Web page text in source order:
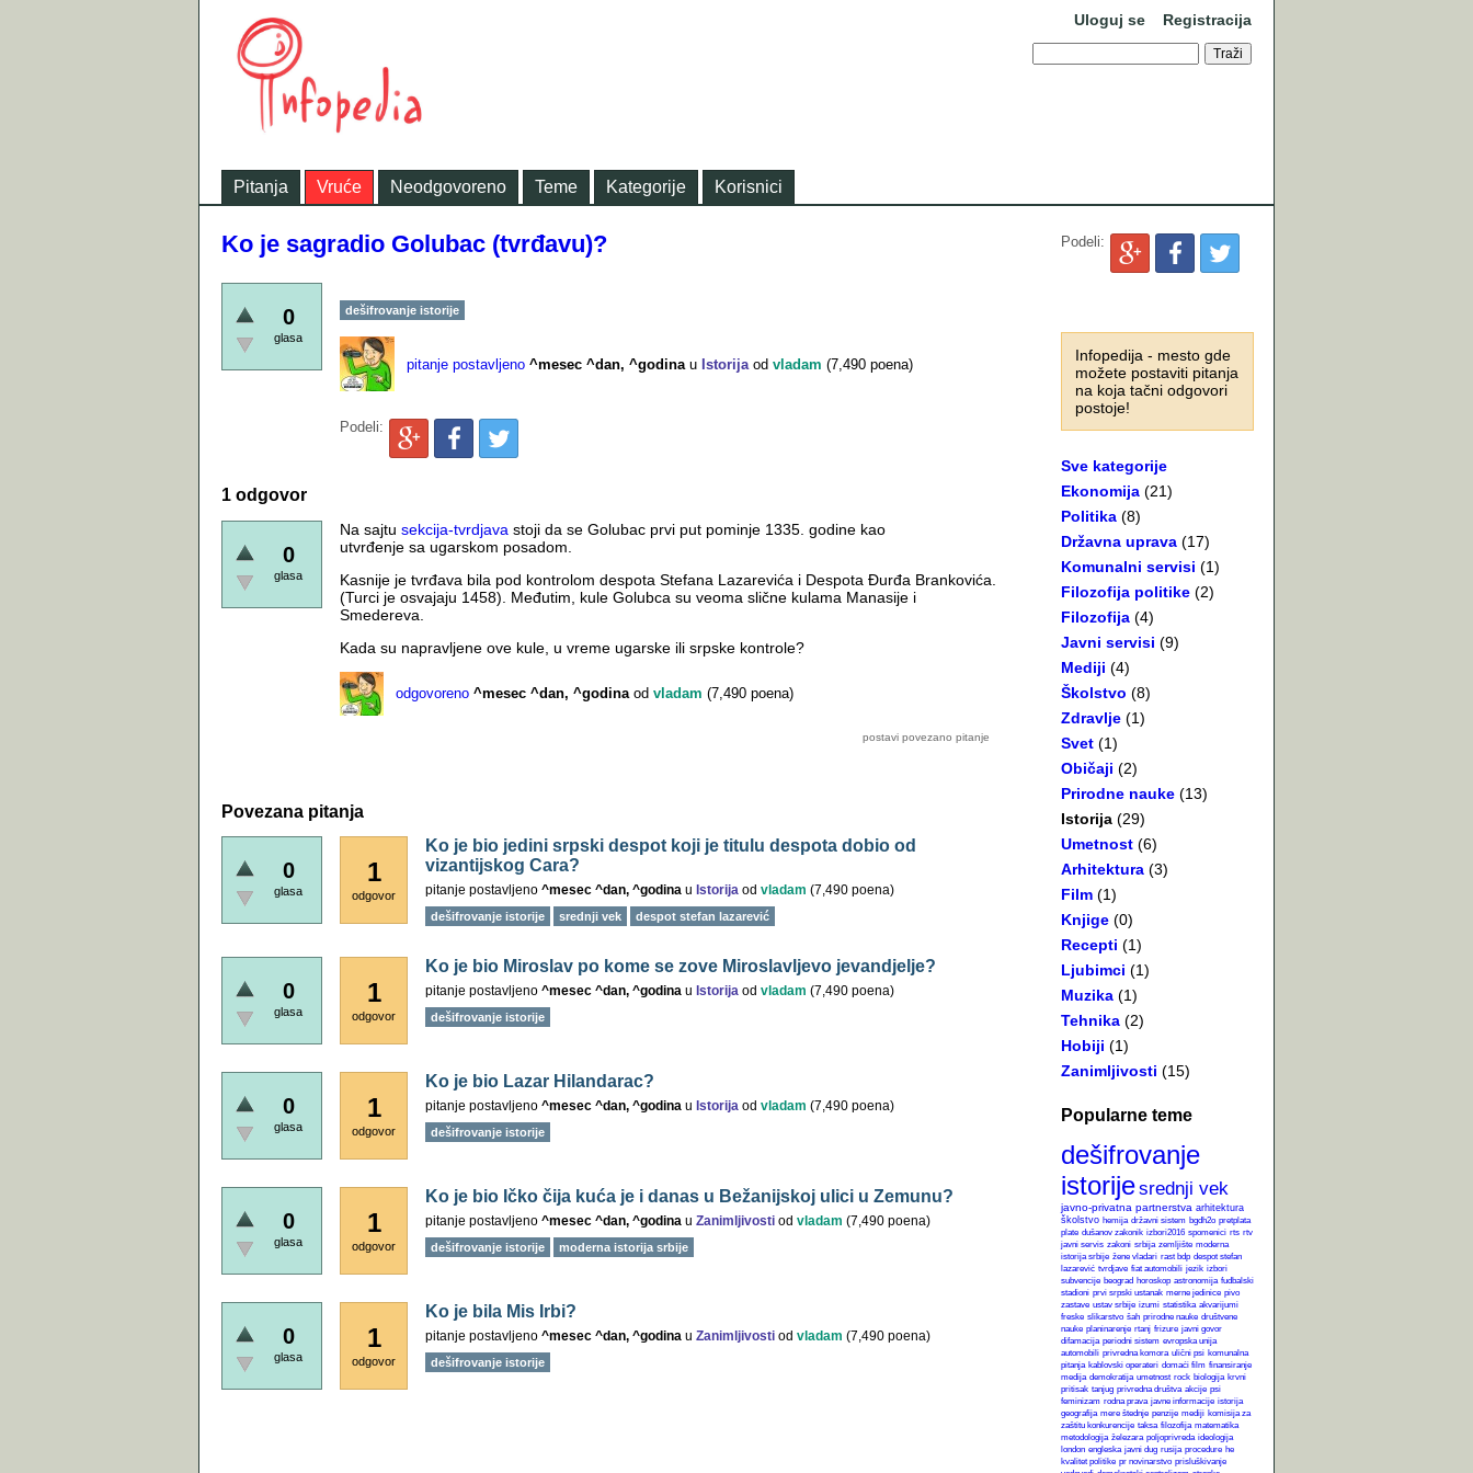
Uloguj se Registracija
Pitanja Vruće Neodgovoreno Teme Kategorije Korisnici
Podeli:
Infopedija - mesto gde
možete postaviti pitanja
na koja tačni odgovori
postoje!
Sve kategorije
Ekonomija (21)
Politika (8)
Državna uprava (17)
Komunalni servisi (1)
Filozofija politike (2)
Filozofija (4)
Javni servisi (9)
Mediji (4)
Školstvo (8)
Zdravlje (1)
Svet (1)
Običaji (2)
Prirodne nauke (13)
Istorija (29)
Umetnost (6)
Arhitektura (3)
Film (1)
Knjige (0)
Recepti (1)
Ljubimci (1)
Muzika (1)
Tehnika (2)
Hobiji (1)
Zanimljivosti (15)
Popularne teme
dešifrovanje
istorijesrednji vek
javno-privatna partnerstva arhitektura
školstvo hemija državni sistem bgdh2o pretplata
plate dušanov zakonik izbori2016 spomenici rts rtv
javni servis zakoni srbija zemljište moderna
istorija srbije žene vladari rast bdp despot stefan
lazarević tvrdjave fiat automobili jezik izbori
subvencije beograd horoskop astronomija fudbalski
stadioni prvi srpski ustanak merne jedinice pivo
zastave ustav srbije izumi statistika akvarijumi
freske slikarstvo šah prirodne nauke društvene
nauke planinarenje rtanj frizure javni govor
difamacija periodni sistem evropska unija
automobili privredna komora ulični psi komunalna
pitanja kablovski operateri domaći film finansiranje
medija demokratija umetnost rock biologija krvni
pritisak tanjug privredna društva akcije psi
feminizam rodna prava javne informacije istorija
geografija mere štednje penzije mediji komisija za
zaštitu konkurencije taksa filozofija matematika
metodologija železara poljoprivreda ideologija
london engleska javni dug rusija procedure he
kvalitet politike pr novinarstvo prisluškivanje
Ko je sagradio Golubac (tvrđavu)?
0
glasa
dešifrovanje istorije
pitanje postavljeno ^mesec ^dan, ^godina u Istorija od vladam (7,490 poena)
Podeli:
1 odgovor
0
glasa
Na sajtu sekcija-tvrdjava stoji da se Golubac prvi put pominje 1335. godine kao
utvrđenje sa ugarskom posadom.
Kasnije je tvrđava bila pod kontrolom despota Stefana Lazarevića i Despota Đurđa Brankovića.
(Turci je osvajaju 1458). Međutim, kule Golubca su veoma slične kulama Manasije i
Smedereva.
Kada su napravljene ove kule, u vreme ugarske ili srpske kontrole?
odgovoreno ^mesec ^dan, ^godina od vladam (7,490 poena)
Povezana pitanja
0
glasa
1
odgovor
Ko je bio jedini srpski despot koji je titulu despota dobio od
vizantijskog Cara?
pitanje postavljeno ^mesec ^dan, ^godina u Istorija od vladam (7,490 poena)
dešifrovanje istorije srednji vek despot stefan lazarević
0
glasa
1
odgovor
Ko je bio Miroslav po kome se zove Miroslavljevo jevandjelje?
pitanje postavljeno ^mesec ^dan, ^godina u Istorija od vladam (7,490 poena)
dešifrovanje istorije
0
glasa
1
odgovor
Ko je bio Lazar Hilandarac?
pitanje postavljeno ^mesec ^dan, ^godina u Istorija od vladam (7,490 poena)
dešifrovanje istorije
0
glasa
1
odgovor
Ko je bio Ičko čija kuća je i danas u Bežanijskoj ulici u Zemunu?
pitanje postavljeno ^mesec ^dan, ^godina u Zanimljivosti od vladam (7,490 poena)
dešifrovanje istorije moderna istorija srbije
0
glasa
1
odgovor
Ko je bila Mis Irbi?
pitanje postavljeno ^mesec ^dan, ^godina u Zanimljivosti od vladam (7,490 poena)
dešifrovanje istorije